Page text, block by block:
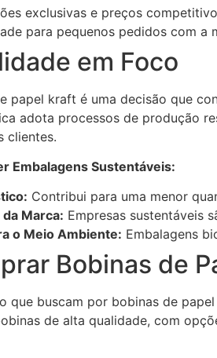
exclusivas e preços
para pequenos pedidos com a
em Foco
papel kraft é uma decisão que
adota processos de produção
clientes.
Embalagens Sustentáveis:
Contribui para uma menor
Marca: Empresas sustentáveis
o Meio Ambiente: Embalagens
Bobinas de
que buscam por bobinas de
de alta qualidade, com